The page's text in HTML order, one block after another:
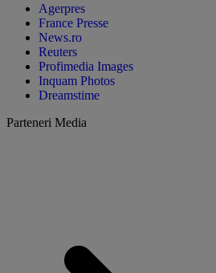
Agerpres
France Presse
News.ro
Reuters
Profimedia Images
Inquam Photos
Dreamstime
Parteneri Media